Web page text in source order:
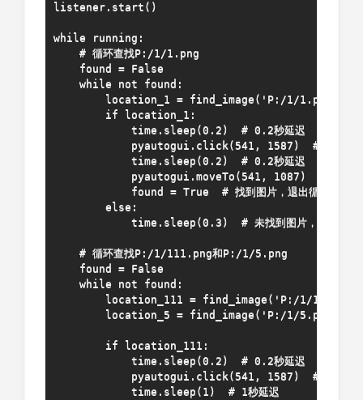
listener.start()
while running:
# 循环查找P:/1/1.png
found = False
while not found:
location_1 = find_image('P:/1/1.png')
if location_1:
time.sleep(0.2)  # 0.2秒延迟
pyautogui.click(541, 1587)  # 点击指
time.sleep(0.2)  # 0.2秒延迟
pyautogui.moveTo(541, 1087)  # 移动到
found = True  # 找到图片，退出循环
else:
time.sleep(0.3)  # 未找到图片，继续查找
# 循环查找P:/1/111.png和P:/1/5.png
found = False
while not found:
location_111 = find_image('P:/1/
location_5 = find_image('P:/1/5.png')
if location_111:
time.sleep(0.2)  # 0.2秒延迟
pyautogui.click(541, 1587)  # 点击指定
time.sleep(1)  # 1秒延迟